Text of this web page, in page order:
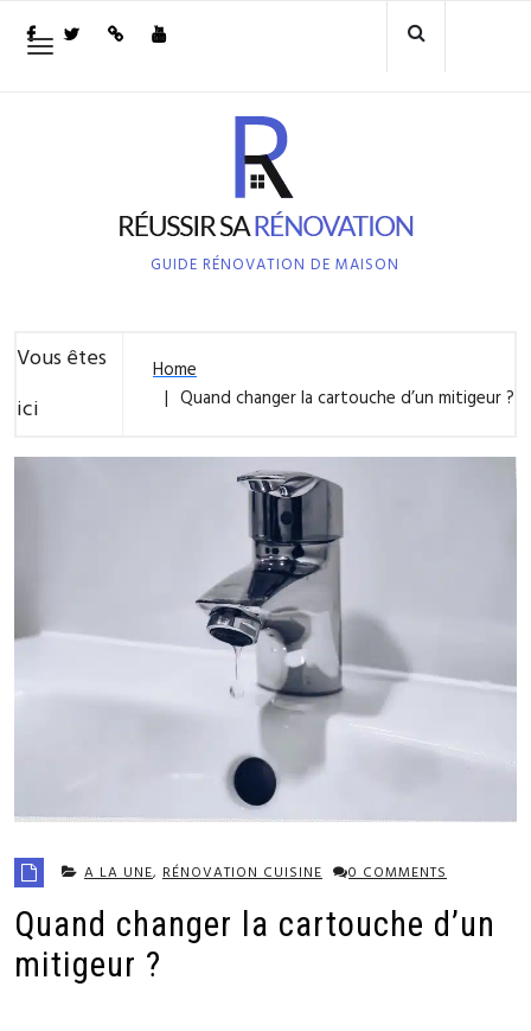
Toggle
GUIDE RÉNOVATION DE MAISON
Vous êtes
ici
Home
Quand changer la cartouche d’un mitigeur ?
A LA UNE, RÉNOVATION CUISINE 0 COMMENTS
Quand changer la cartouche d’un
mitigeur ?